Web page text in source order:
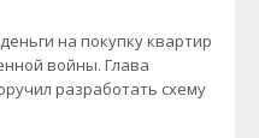
на покупку квартир
войны. Глава
разработать схему